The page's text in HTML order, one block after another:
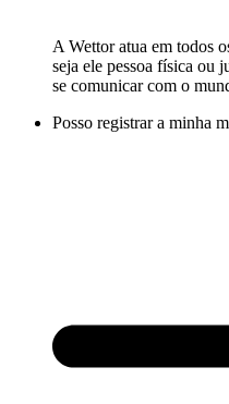
A Wettor atua em todos
seja ele pessoa física ou
se comunicar com o
Posso registrar a minha